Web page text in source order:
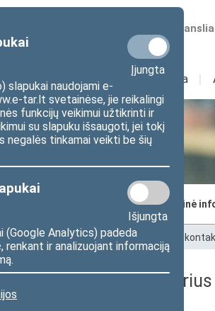
Įjungta
slapukai naudojami e-
tar.lt svetainėse, jie reikalingi
funkcijų veikimui užtikrinti ir
su slapuku išsaugoti, jei tokį
negalės tinkamai veikti be šių
Išjungta
(Google Analytics) padeda
renkant ir analizuojant informaciją
Numatomos
Sudėtis Veikla I
kanceliarija
Struktūra ir kontaktinė
>Seimo kanceliarija>Struktūra ir
Teisės aktų registro skyrius